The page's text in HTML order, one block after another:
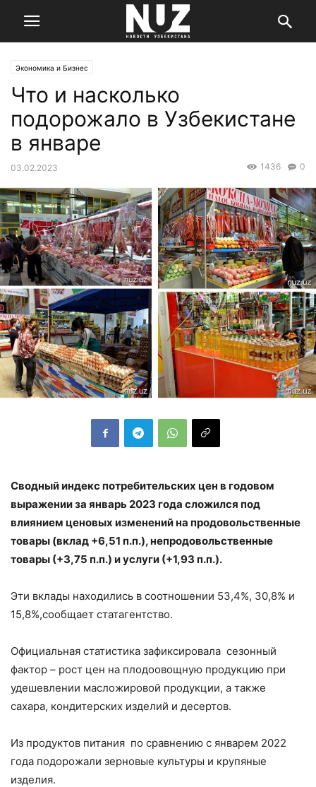
Экономика и Бизнес
Что и насколько
подорожало в Узбекистане
в январе
03.02.2023 0
1436
Сводный индекс потребительских цен в годовом
выражении за январь 2023 года сложился под
влиянием ценовых изменений на продовольственные
товары (вклад +6,51 п.п.), непродовольственные
товары (+3,75 п.п.) и услуги (+1,93 п.п.).
Эти вклады находились в соотношении 53,4%, 30,8% и
15,8%,сообщает статагентство.
Официальная статистика зафиксировала сезонный
фактор – рост цен на плодоовощную продукцию при
удешевлении масложировой продукции, а также
сахара, кондитерских изделий и десертов.
Из продуктов питания по сравнению с январем 2022
года подорожали зерновые культуры и крупяные
изделия.